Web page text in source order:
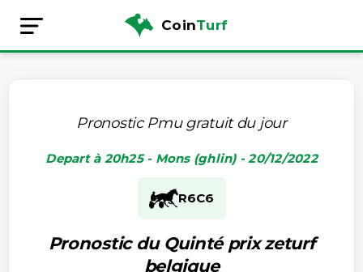
CoinTurf
Pronostic Pmu gratuit du jour
Depart à 20h25 - Mons (ghlin) - 20/12/2022
R6C6
Pronostic du Quinté prix zeturf
belgique